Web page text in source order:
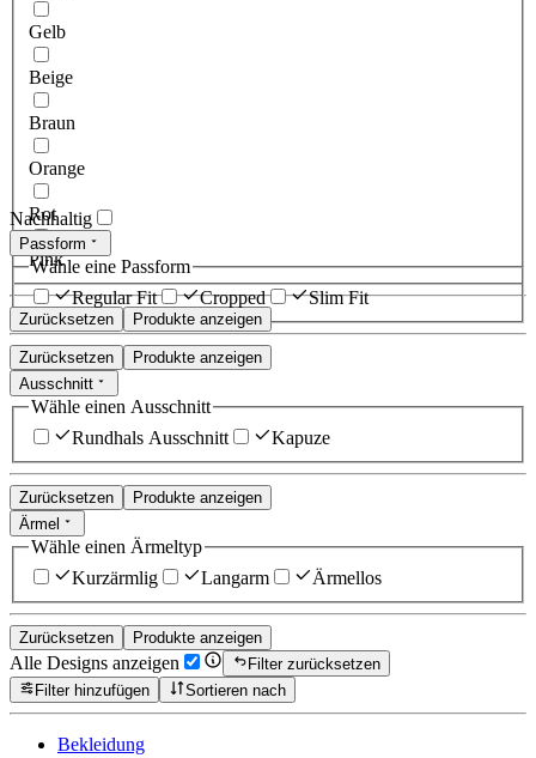
Gelb
Beige
Braun
Orange
Rot
Pink
Zurücksetzen Produkte anzeigen
Nachhaltig
Passform
Wähle eine Passform
Regular Fit
Cropped Slim Fit
Zurücksetzen
Produkte anzeigen
Ausschnitt
Wähle einen Ausschnitt
Rundhals Ausschnitt
Kapuze
Zurücksetzen
Produkte anzeigen
Ärmel
Wähle einen Ärmeltyp
Kurzärmlig
Langarm Ärmellos
Zurücksetzen Produkte anzeigen
Alle Designs anzeigen
Filter zurücksetzen
Filter hinzufügen
Sortieren nach
Bekleidung